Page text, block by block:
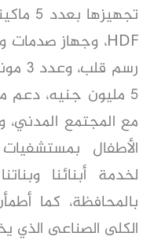
تجهيزها بعدد ٥ ماكينات غسيل كلوي تعمل بنظام
HDF، وجهاز صدمات
رسم
٥ مليون جنيه، دعم
مع المجتمع المدني،
الأطفال
لخدمة أبنائنا
بالمحافظة، كما